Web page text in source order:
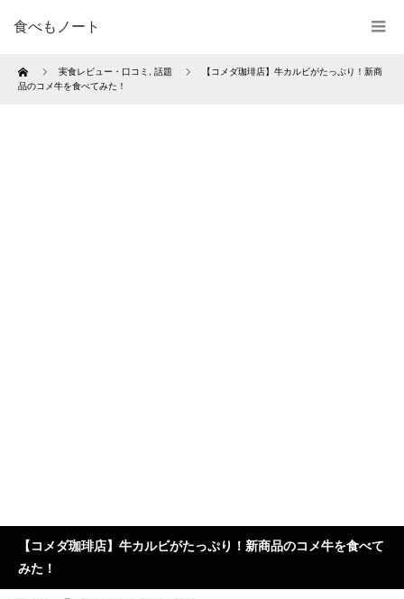
食べもノート
Home 実食レビュー・口コミ 話題
【コメダ珈琲店】牛カルビがたっぷり！新商
品のコメ牛を食べてみた！
【コメダ珈琲店】牛カルビがたっぷり！新商品のコメ牛を食べて
みた！